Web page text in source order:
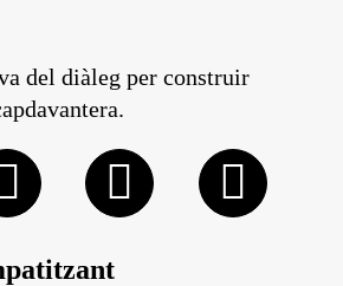
del diàleg per construir